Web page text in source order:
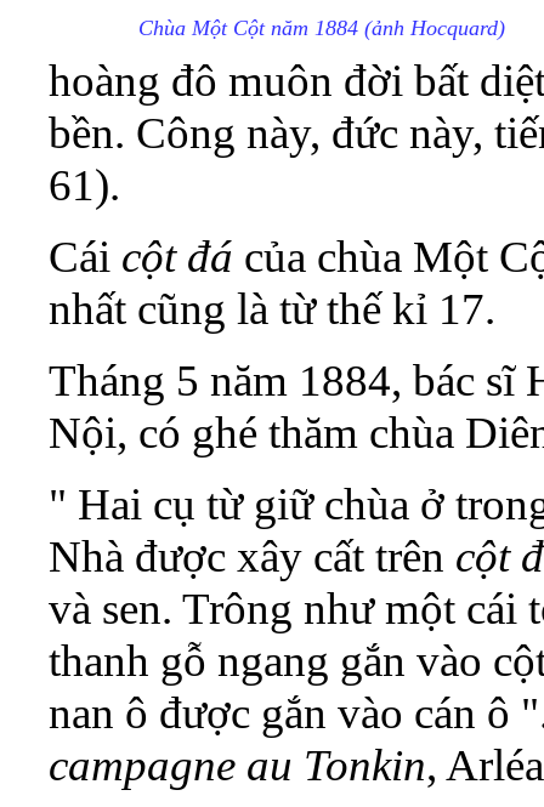
Chùa Một Cột năm 1884 (ảnh Hocquard)
hoàng đô muôn đời bất
bền. Công này, đức này,
61).
Cái cột đá của chùa Một
nhất cũng là từ thế kỉ 17.
Tháng 5 năm 1884, bác sĩ
Nội, có ghé thăm chùa
" Hai cụ từ giữ chùa ở
Nhà được xây cất trên cột
và sen. Trông như một
thanh gỗ ngang gắn vào
nan ô được gắn vào cán ô
campagne au Tonkin,